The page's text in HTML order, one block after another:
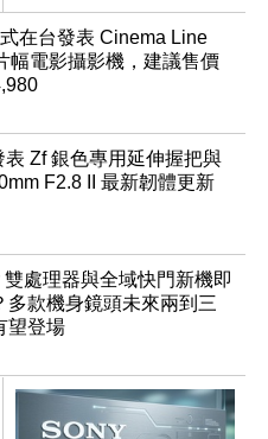
在台發表 Cinema Line
幅電影攝影機，建議售價
表 Zf 銀色專用延伸握把與
F2.8 II 最新韌體更新
雙處理器與全域快門新機即
多款機身鏡頭未來兩到三
望登場